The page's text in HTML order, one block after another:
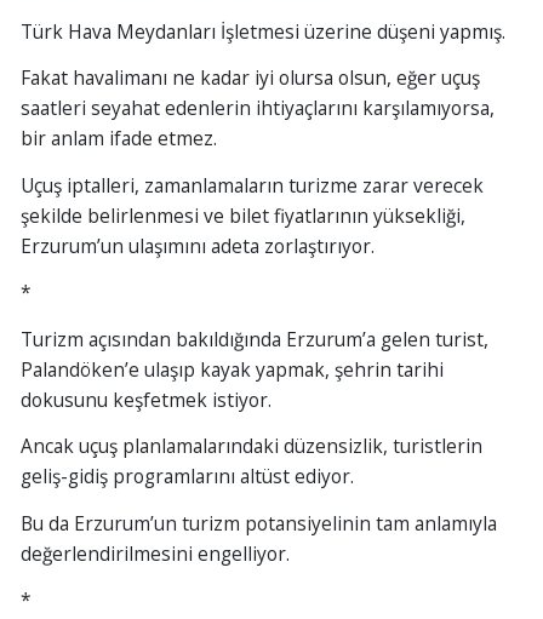
Türk Hava Meydanları İşletmesi üzerine düşeni yapmış.
Fakat havalimanı ne kadar iyi olursa olsun, eğer uçuş
saatleri seyahat edenlerin ihtiyaçlarını karşılamıyorsa,
bir anlam ifade etmez.
Uçuş iptalleri, zamanlamaların turizme zarar verecek
şekilde belirlenmesi ve bilet fiyatlarının yüksekliği,
Erzurum’un ulaşımını adeta zorlaştırıyor.
*
Turizm açısından bakıldığında Erzurum’a gelen turist,
Palandöken’e ulaşıp kayak yapmak, şehrin tarihi
dokusunu keşfetmek istiyor.
Ancak uçuş planlamalarındaki düzensizlik, turistlerin
geliş-gidiş programlarını altüst ediyor.
Bu da Erzurum’un turizm potansiyelinin tam anlamıyla
değerlendirilmesini engelliyor.
*